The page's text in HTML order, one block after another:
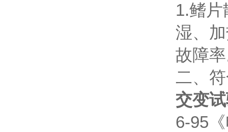
1.鳍
湿、
故障
二、
交变
6-95